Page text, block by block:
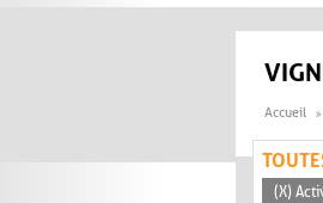
Accueil
(X)